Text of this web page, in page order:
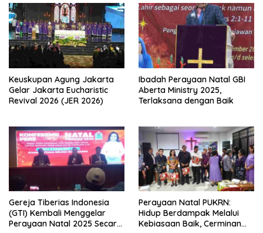
Indonesia Jemaat Pancaran
Kasih Allah.
Menjadi Wadah
Kebersamaan Lintas
Denominasi untuk
Menghimpun Potensi Warga
Gereja Diaspora untuk
Menjawab Tantangan Sosial
Keuskupan Agung Jakarta
Gelar Jakarta Eucharistic
Revival 2026 (JER 2026)
Ibadah Perayaan Natal GBI
Aberta Ministry 2025,
Terlaksana dengan Baik
Gereja Tiberias Indonesia
(GTI) Kembali Menggelar
Perayaan Natal 2025 Secara
Perayaan Natal PUKRN:
Hidup Berdampak Melalui
Kebiasaan Baik, Cerminan